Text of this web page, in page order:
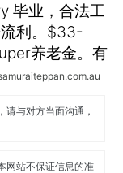
毕业，合法工
利。$33-
养老金。有
请与对方当面沟通，
网站不保证信息的准